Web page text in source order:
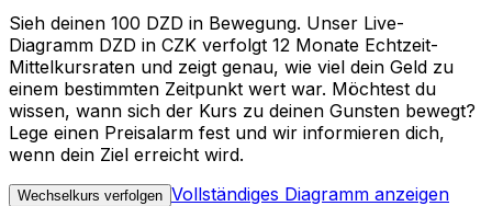
Sieh deinen 100 DZD in Bewegung. Unser Live-
Diagramm DZD in CZK verfolgt 12 Monate Echtzeit-
Mittelkursraten und zeigt genau, wie viel dein Geld zu
einem bestimmten Zeitpunkt wert war. Möchtest du
wissen, wann sich der Kurs zu deinen Gunsten bewegt?
Lege einen Preisalarm fest und wir informieren dich,
wenn dein Ziel erreicht wird.
Wechselkurs verfolgen Vollständiges Diagramm anzeigen